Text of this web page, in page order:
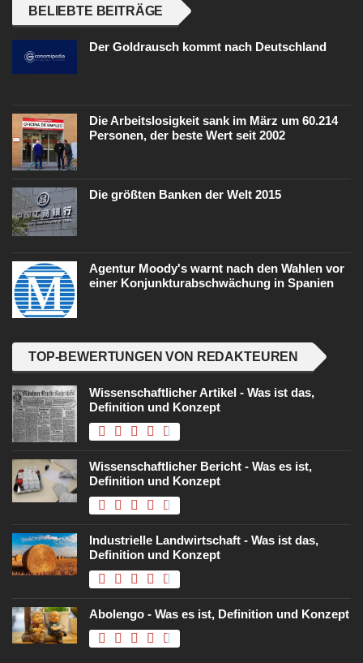
BELIEBTE BEITRÄGE
Der Goldrausch kommt nach Deutschland
Die Arbeitslosigkeit sank im März um 60.214
Personen, der beste Wert seit 2002
Die größten Banken der Welt 2015
Agentur Moody's warnt nach den Wahlen vor
einer Konjunkturabschwächung in Spanien
TOP-BEWERTUNGEN VON REDAKTEUREN
Wissenschaftlicher Artikel - Was ist das,
Definition und Konzept
Wissenschaftlicher Bericht - Was es ist,
Definition und Konzept
Industrielle Landwirtschaft - Was ist das,
Definition und Konzept
Abolengo - Was es ist, Definition und Konzept